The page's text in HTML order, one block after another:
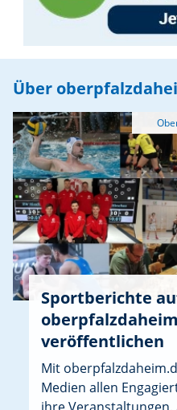
ehemalige
Orchester und
musikalisch
Der Musikverein
zahlreiche Gäste und
Sommerabend voller
Über
Sportberichte
veröffentlichen
Mit
Medien allen